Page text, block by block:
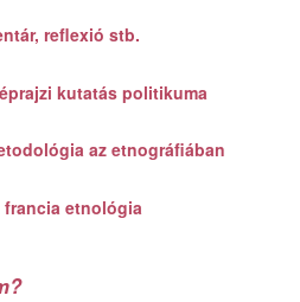
reflexió stb.
kutatás politikuma
az etnográfiában
etnológia